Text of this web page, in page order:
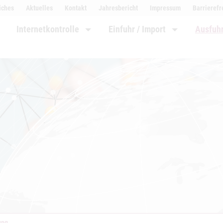
Internetkontrolle Einfuhr / Import